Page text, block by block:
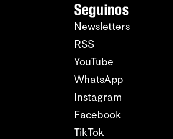
Seguinos
Newsletters
RSS
YouTube
WhatsApp
Instagram
Facebook
TikTok